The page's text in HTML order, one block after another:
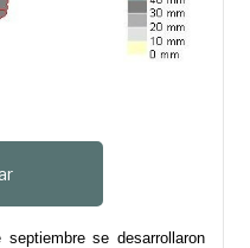
se desarrollaron